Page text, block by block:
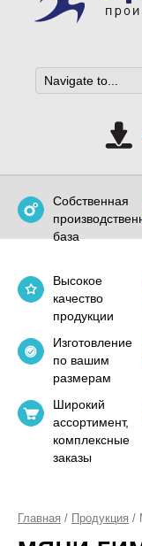
Собственная
база
Высокое
качество
продукции
Изготовление
по вашим
размерам
Широкий
ассортимент,
комплексные
заказы
Главная / Продукция /